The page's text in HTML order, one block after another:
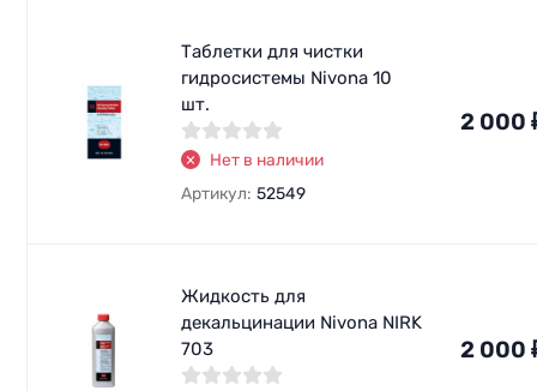
Таблетки для чистки
гидросистемы Nivona 10
шт.
Нет в наличии
Артикул: 52549
2 000
Жидкость для
декальцинации Nivona NIRK
703
2 000